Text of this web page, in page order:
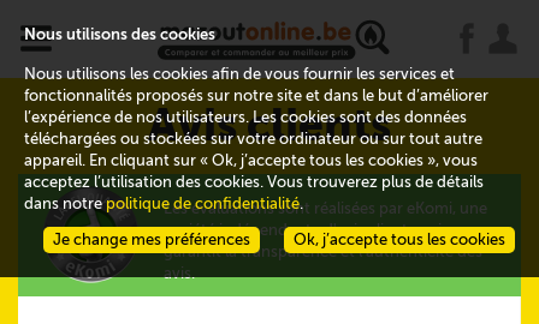
x
Avis clients
Les évaluations sont réalisées par eKomi, une
société indépendante d'avis clients qui
garantit la transparence et l'authenticité des
avis.
Nous utilisons des cookies
Nous utilisons les cookies afin de vous fournir les services et
fonctionnalités proposés sur notre site et dans le but d’améliorer
l’expérience de nos utilisateurs. Les cookies sont des données
téléchargées ou stockées sur votre ordinateur ou sur tout autre
appareil. En cliquant sur « Ok, j’accepte tous les cookies », vous
acceptez l’utilisation des cookies. Vous trouverez plus de détails
dans notrepolitique de confidentialité.
Ok, j’accepte tous les cookies
Je change mes préférences